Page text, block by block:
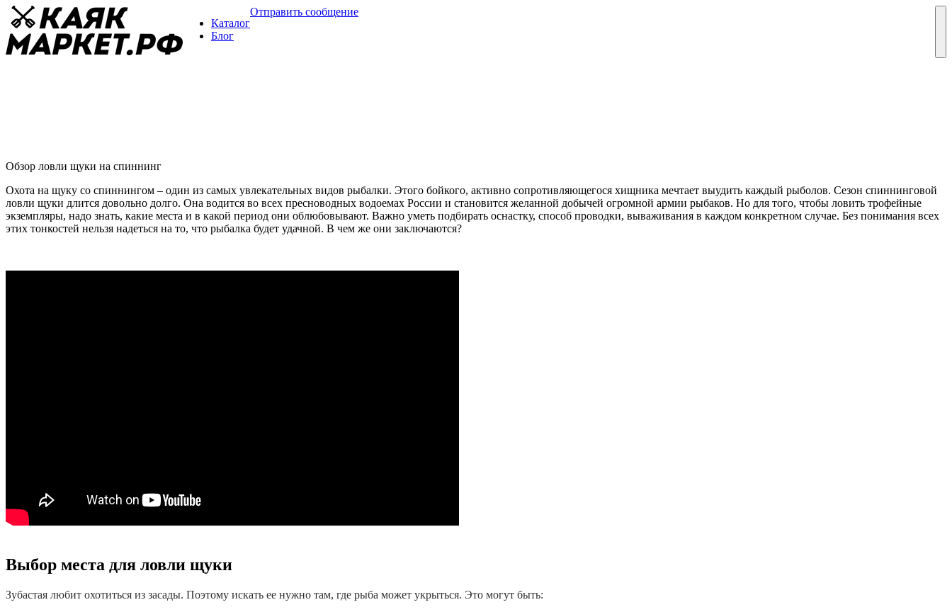
Каталог
Блог
Отправить сообщение
Обзор ловли щуки на спиннинг
Охота на щуку со спиннингом – один из самых увлекательных видов рыбалки. Этого бойкого, активно сопротивляющегося хищника мечтает выудить каждый рыболов. Сезон спиннинговой
ловли щуки длится довольно долго. Она водится во всех пресноводных водоемах России и становится желанной добычей огромной армии рыбаков. Но для того, чтобы ловить трофейные
экземпляры, надо знать, какие места и в какой период они облюбовывают. Важно уметь подбирать оснастку, способ проводки, вываживания в каждом конкретном случае. Без понимания всех
этих тонкостей нельзя надеться на то, что рыбалка будет удачной. В чем же они заключаются?
Выбор места для ловли щуки
Зубастая любит охотиться из засады. Поэтому искать ее нужно там, где рыба может укрыться. Это могут быть: